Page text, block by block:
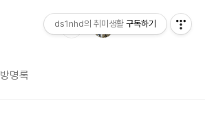
방명록
ds1nhd의 취미생활 구독하기